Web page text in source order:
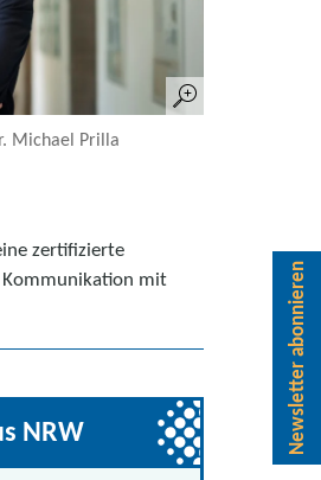
Michael Prilla
zertifizierte
Kommunikation mit
NRW Newsletter abonnieren